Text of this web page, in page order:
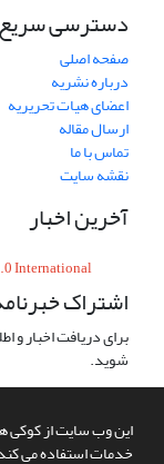
این وب سایت از کوکی
خدمات استفاده می
دسترسی سریع
صفحه اصلی
درباره نشریه
اعضای هیات تحریریه
ارسال مقاله
تماس با ما
نقشه سایت
آخرین اخبار
International
اشتراک
برای دریافت اخبار و
شوید.